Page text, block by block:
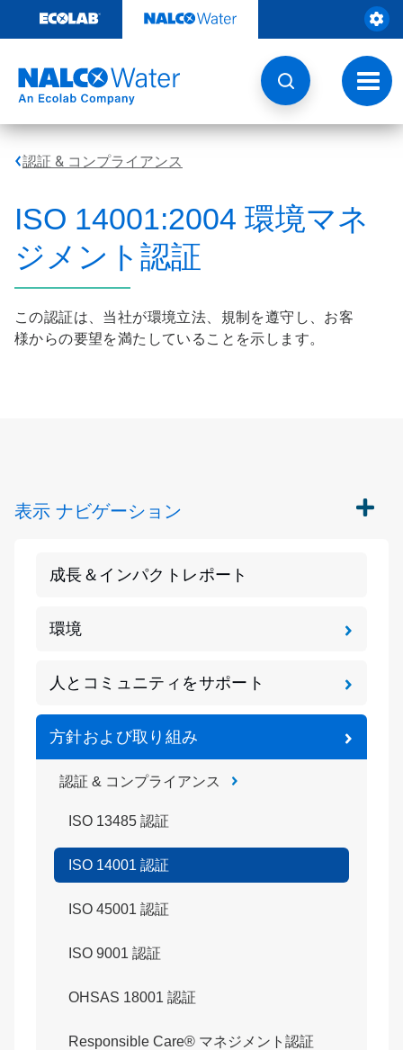
テ
る
ト
グ
ル
ナ
認証 & コンプライアンス
ISO 14001:2004 環境マネ
ジメント認証
この認証は、当社が環境立法、規制を遵守し、お客
様からの要望を満たしていることを示します。
表示 ナビゲーション
成長＆インパクトレポート
環境
人とコミュニティをサポート
方針および取り組み
認証 & コンプライアンス
ISO 13485 認証
ISO 14001 認証
ISO 45001 認証
ISO 9001 認証
OHSAS 18001 認証
Responsible Care® マネジメント認証